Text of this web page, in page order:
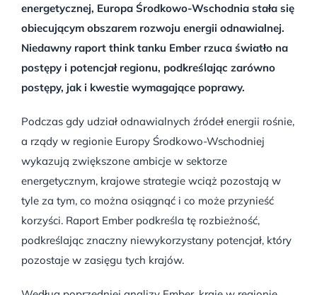
energetycznej, Europa Środkowo-Wschodnia stała się
obiecującym obszarem rozwoju energii odnawialnej.
Niedawny raport think tanku Ember rzuca światło na
postępy i potencjał regionu, podkreślając zarówno
postępy, jak i kwestie wymagające poprawy.
Podczas gdy udział odnawialnych źródeł energii rośnie,
a rządy w regionie Europy Środkowo-Wschodniej
wykazują zwiększone ambicje w sektorze
energetycznym, krajowe strategie wciąż pozostają w
tyle za tym, co można osiągnąć i co może przynieść
korzyści. Raport Ember podkreśla tę rozbieżność,
podkreślając znaczny niewykorzystany potencjał, który
pozostaje w zasięgu tych krajów.